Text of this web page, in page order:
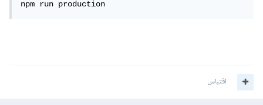
npm run production
اقتباس